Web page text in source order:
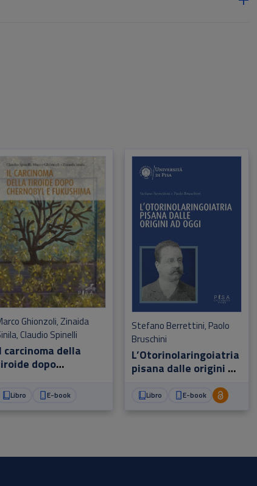
carcinoma della
dopo
Fukushima
Ghionzoli, Zinaida
, Claudio Spinelli
Libro E-book
L’Otorinolaringoiatria
pisana dalle origini ad
Stefano Berrettini, Paolo
Bruschini
Libro E-book